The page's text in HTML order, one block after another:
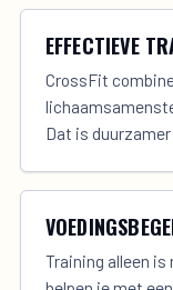
EFFECTIEVE
CrossFit
Dat is
Training alleen is